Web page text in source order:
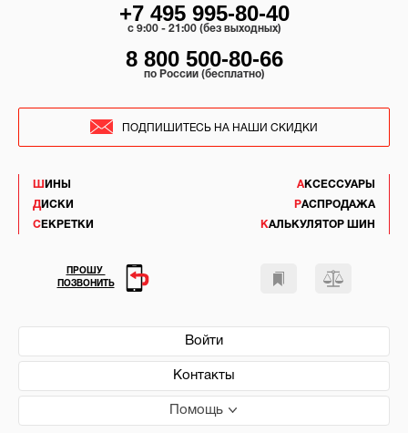
ШИНЫ
ДИСКИ
СЕКРЕТКИ
АКСЕССУАРЫ
РАСПРОДАЖА
КАЛЬКУЛЯТОР ШИН
Войти
Контакты
Помощь
+7 495 995-80-40
c 9:00 - 21:00 (без выходных)
8 800 500-80-66
по России (бесплатно)
ПОДПИШИТЕСЬ НА НАШИ СКИДКИ
ПРОШУ
ПОЗВОНИТЬ